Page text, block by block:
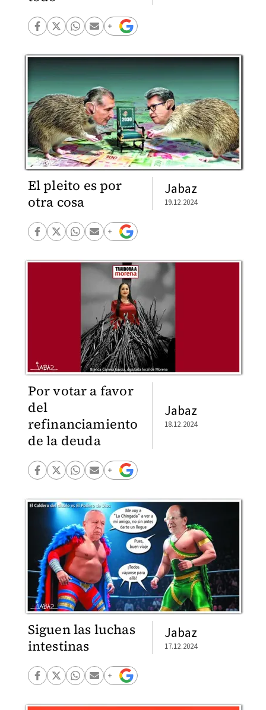
El pleito es por
otra cosa
Jabaz
19.12.2024
Por votar a favor
del
refinanciamiento
de la deuda
Jabaz
18.12.2024
Siguen las luchas
intestinas
Jabaz
17.12.2024